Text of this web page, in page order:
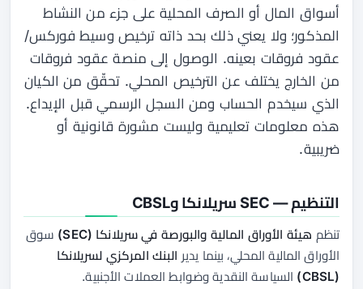
أسواق المال أو الصرف المحلية على جزء من النشاط
المذكور؛ ولا يعني ذلك بحد ذاته ترخيص وسيط فوركس/
عقود فروقات بعينه. الوصول إلى منصة عقود فروقات
من الخارج يختلف عن الترخيص المحلي. تحقّق من الكيان
الذي سيخدم الحساب ومن السجل الرسمي قبل الإيداع.
هذه معلومات تعليمية وليست مشورة قانونية أو
ضريبية.
التنظيم — SEC سريلانكا وCBSL
تنظم هيئة الأوراق المالية والبورصة في سريلانكا (SEC)
سوق
الأوراق المالية المحلي، بينما يدير البنك المركزي لسريلانكا
(CBSL)
السياسة النقدية وضوابط العملات الأجنبية.